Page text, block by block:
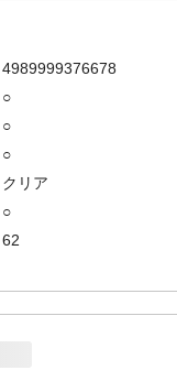
4989999376678
○
○
○
クリア
○
62
○